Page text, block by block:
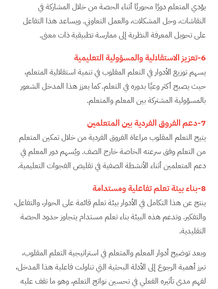
يؤدي المتعلم دورًا محوريًا أثناء الحصة من خلال المشاركة في
النقاشات، وحل المشكلات، والعمل التعاوني. ويساعد هذا التفاعل
على تحويل المعرفة النظرية إلى ممارسة تطبيقية ذات معنى.
6-تعزيز الاستقلالية والمسؤولية التعليمية
يسهم توزيع الأدوار في التعلم المقلوب في تنمية استقلالية المتعلم،
حيث يصبح أكثر وعيًا بدوره في التعلم. كما يعزز هذا المدخل الشعور
بالمسؤولية المشتركة بين المعلم والمتعلم.
7-دعم الفروق الفردية بين المتعلمين
يتيح التعلم المقلوب مراعاة الفروق الفردية من خلال تمكين المتعلم
من التعلم وفق سرعته الخاصة خارج الصف. ويُسهم دور المعلم في
دعم المتعلمين أثناء الأنشطة الصفية في تقليص الفجوات التعليمية.
8-بناء بيئة تعلم تفاعلية ومستدامة
ينتج عن هذا التكامل في الأدوار بيئة تعلم قائمة على الحوار، والتفاعل،
والتفكير. وتدعم هذه البيئة بناء تعلم مستدام يتجاوز حدود الحصة
التقليدية.
وبعد توضيح أدوار المعلم والمتعلم في استراتيجية التعلم المقلوب،
تبرز أهمية الرجوع إلى الأدلة البحثية التي تناولت فاعلية هذا المدخل،
لفهم مدى تأثيره الفعلي في تحسين نواتج التعلم، وهو ما تقف عليه